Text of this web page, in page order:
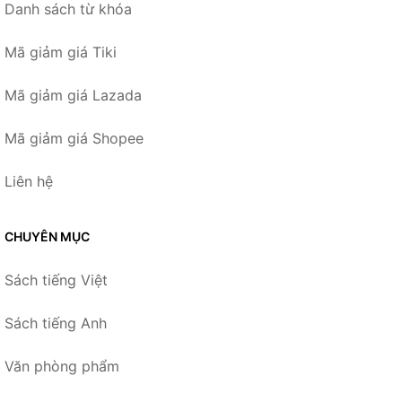
Danh sách từ khóa
Mã giảm giá Tiki
Mã giảm giá Lazada
Mã giảm giá Shopee
Liên hệ
CHUYÊN MỤC
Sách tiếng Việt
Sách tiếng Anh
Văn phòng phẩm